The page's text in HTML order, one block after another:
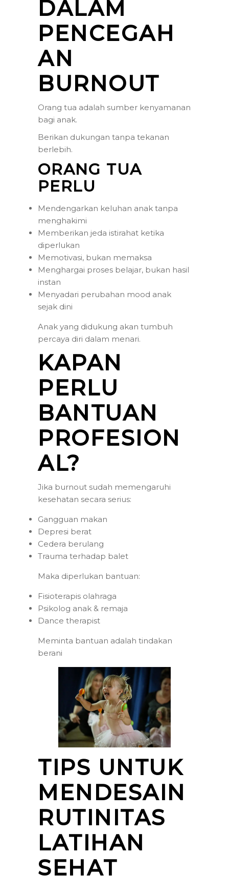
DALAM
PENCEGAH
AN
BURNOUT
Orang tua adalah sumber kenyamanan
bagi anak.
Berikan dukungan tanpa tekanan
berlebih.
ORANG TUA
PERLU
Mendengarkan keluhan anak tanpa
menghakimi
Memberikan jeda istirahat ketika
diperlukan
Memotivasi, bukan memaksa
Menghargai proses belajar, bukan hasil
instan
Menyadari perubahan mood anak
sejak dini
Anak yang didukung akan tumbuh
percaya diri dalam menari.
KAPAN
PERLU
BANTUAN
PROFESION
AL?
Jika burnout sudah memengaruhi
kesehatan secara serius:
Gangguan makan
Depresi berat
Cedera berulang
Trauma terhadap balet
Maka diperlukan bantuan:
Fisioterapis olahraga
Psikolog anak & remaja
Dance therapist
Meminta bantuan adalah tindakan
berani
TIPS UNTUK
MENDESAIN
RUTINITAS
LATIHAN
SEHAT